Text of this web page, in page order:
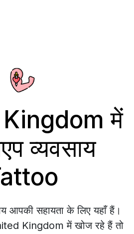
में
व्यवसाय
आपकी सहायता के लिए यहाँ हैं।
Kingdom में खोज रहे हैं तो